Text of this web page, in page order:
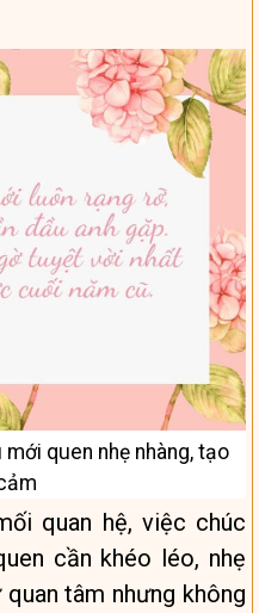
quen nhẹ nhàng, tạo
quan hệ, việc chúc
cần khéo léo, nhẹ
tâm nhưng không